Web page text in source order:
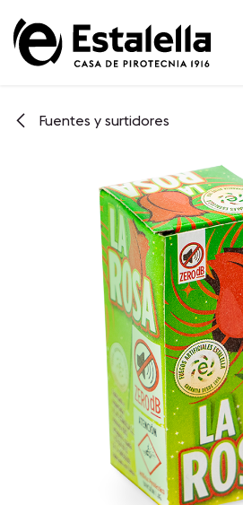
Fuentes y surtidores